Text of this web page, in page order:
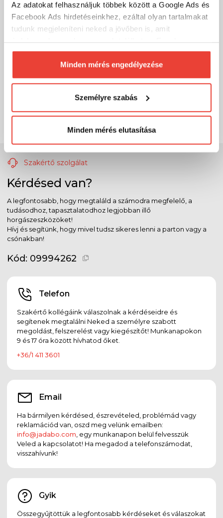
Az adatokat felhasználjuk többek között a Google Ads és
Facebook Ads hirdetéseinkhez, ezáltal olyan tartalmakat
tudunk megjeleníteni neked a jövőben is, amit
biztosításához arra kérünk, hogy engedd meg
számunkra minden mérés használatát.
Természetesensoha semmilyen formában nem fogunk
megváltoztathatod a döntésed ezzel kapcsolatban.
Előre is köszönjük!
Minden mérés engedélyezése
Személyre szabás
Minden mérés elutasítása
Szakértő szolgálat
Kérdésed van?
A legfontosabb, hogy megtaláld a számodra megfelelő, a
tudásodhoz, tapasztalatodhoz legjobban illő
horgászeszközöket!
Hívj és segítünk, hogy mivel tudsz sikeres lenni a parton vagy a
csónakban!
Kód: 09994262
Telefon
Szakértő kollégáink válaszolnak a kérdéseidre és
segítenek megtalálni Neked a személyre szabott
megoldást, felszerelést vagy kiegészítőt! Munkanapokon
9 és 17 óra között hívhatod őket.
+36/1 411 3601
Email
Ha bármilyen kérdésed, észrevételed, problémád vagy
reklamációd van, oszd meg velünk emailben:
info@jadabo.com , egy munkanapon belül felvesszük
Veled a kapcsolatot! Ha megadod a telefonszámodat,
visszahívunk!
Gyik
Összegyűjtöttük a legfontosabb kérdéseket és válaszokat